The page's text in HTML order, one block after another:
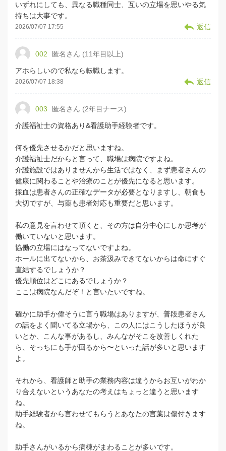
いずれにしても、異なる職種同士、互いの立場を思いやる気
持ちは大事です。
2026/07/07 17:55 返信
002 匿名さん (11年目以上)
アホらしいので私なら転職します。
2026/07/07 18:38 返信
003 匿名さん (2年目ナース)
介護福祉士の資格あり&看護助手経験者です。
何を優先させるかだと思いますね。
介護福祉士だからと言って、職場は病院ですよね。
介護施設ではありませんから生活ではなく、まず患者さんの
健康に関わることや治療のことが優先になると思います。
採血は患者さんの正確なデータが必要となりますし、朝食も
大切ですが、与薬も患者対応も重要だと思います。
私の意見を言わせて頂くと、その方は自分中心にしか思考が
働いていないと思います。
協働の立場にはなってないですよね。
ホールに出てないから、お茶汲みできてないからは命にすぐ
直結するでしょうか？
優先順位はどこにあるでしょうか？
ここは病院なんだぞ！と言いたいですね。
確かに助手か偉そうに言う職場はありますが、普段患者さん
の話をよく聞いてる立場から、この人にはこうしたほうが良
いとか、こんな事があるし、みんながそこを改善しくれた
ら、そっちにも手が回るから〜といった話が多いと思います
よ。
それから、看護師と助手の業務内容は違うからお互いがわか
り合えないというあなたの考えはちょっと違うと思います
ね。
助手経験者から言わせてもらうとあなたの言葉は傷付きます
ね。
助手さんがいるから病棟がまわることが多いです。